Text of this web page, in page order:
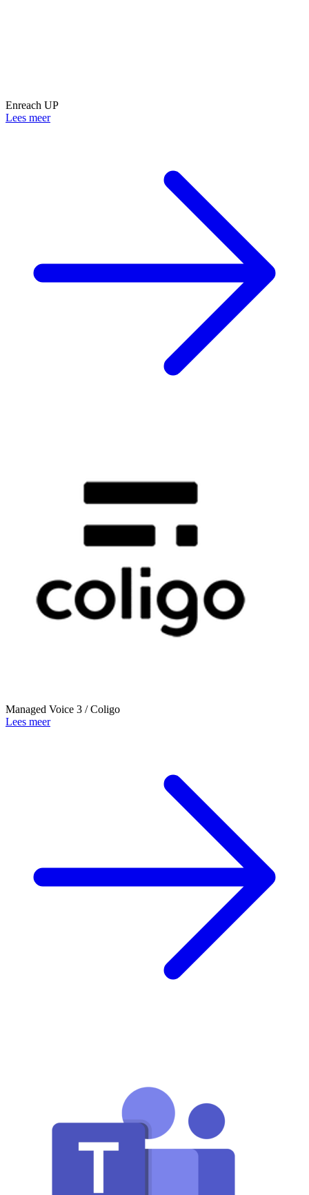
Enreach UP
Lees meer
Managed Voice 3 / Coligo
Lees meer